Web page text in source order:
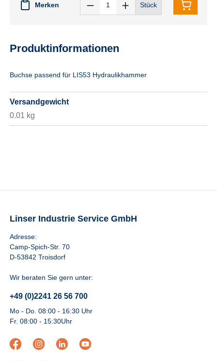
Merken Stück
Produktinformationen
Buchse passend für LIS53 Hydraulikhammer
Versandgewicht
0.01 kg
Linser Industrie Service GmbH
Adresse:
Camp-Spich-Str. 70
D-53842 Troisdorf
Wir beraten Sie gern unter:
+49 (0)2241 26 56 700
Mo - Do. 08:00 - 16:30 Uhr
Fr. 08:00 - 15:30Uhr